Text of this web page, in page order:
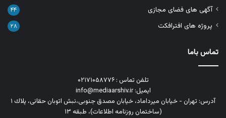
آگهی های فضای مجازی ۴۴
پروژه های افترافکت ۲۸
تماس باما
تلفن تماس : ۰۲۱۷۱۰۵۸۷۷۶
ایمیل: info@mediaarshiv.ir
آدرس: تهران - خیابان میرداماد، خیابان مصدق جنوبی،نبش اتوبان حقانی، پلاك ١
(ساختمان روزنامه اطلاعات)، طبقه ۱۳